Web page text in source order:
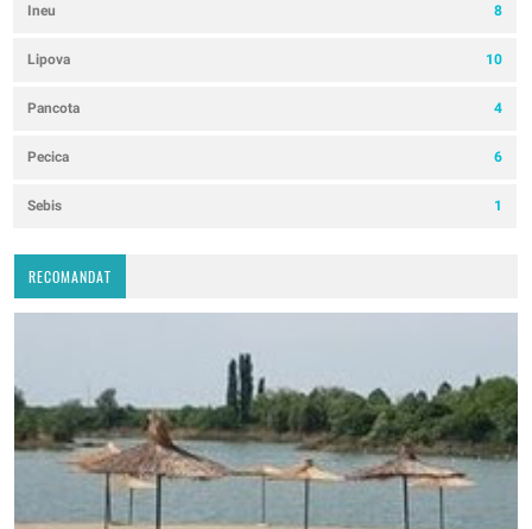
Ineu 8
Lipova 10
Pancota 4
Pecica 6
Sebis 1
RECOMANDAT